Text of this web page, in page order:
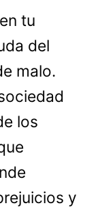
tu
del
malo.
los
y